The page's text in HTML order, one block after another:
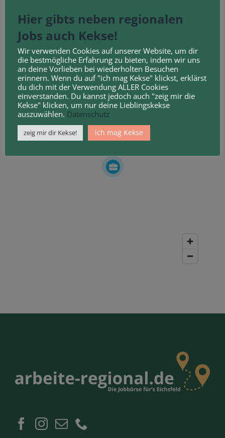
Hier gibts neben regionalen
Jobs auch Kekse!
Wir verwenden Cookies auf unserer Website, um dir
die bestmögliche Erfahrung zu bieten, indem wir uns
an deine Vorlieben bei wiederholten Besuchen
erinnern. Wenn du auf "ich mag Kekse" klickst, erklärst
du dich mit der Verwendung ALLER Cookies
einverstanden. Du kannst jedoch auch "zeig mir die
Kekse" klicken, um nur deine Lieblingskekse
auszuwählen. Datenschutz
zeig mir dir Kekse! ich mag Kekse